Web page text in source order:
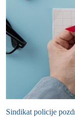
Sindikat policije